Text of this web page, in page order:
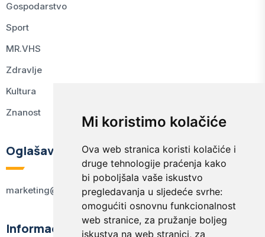
Mi koristimo kolačiće
Ova web stranica koristi kolačiće i
druge tehnologije praćenja kako
bi poboljšala vaše iskustvo
pregledavanja u sljedeće svrhe:
omogućiti osnovnu funkcionalnost
web stranice, za pružanje boljeg
iskustva na web stranici, za
Gospodarstvo
Sport
MR.VHS
Zdravlje
Kultura
Znanost
Oglašavanje
marketing@kodex.hr
Informacije